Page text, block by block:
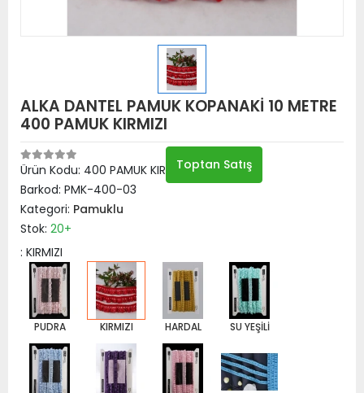
ALKA DANTEL PAMUK KOPANAKİ 10 METRE
400 PAMUK KIRMIZI
Ürün Kodu: 400 PAMUK KIRMIZI
Barkod: PMK-400-03
Kategori: Pamuklu
Stok: 20+
: KIRMIZI
PUDRA KIRMIZI HARDAL SU YEŞİLİ
Toptan Satış